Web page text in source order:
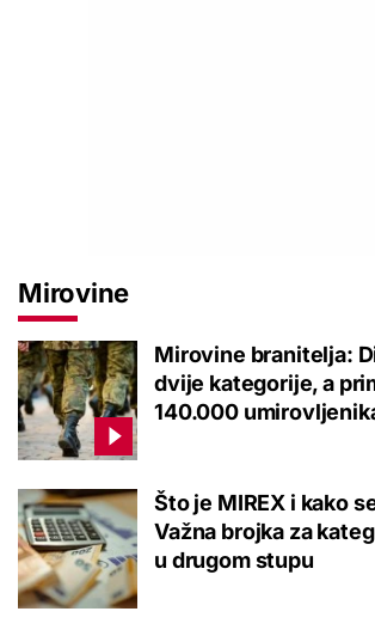
Mirovine
Mirovine branitelja:
dvije kategorije, a
140.000
Što je MIREX i kako
Važna brojka za
u drugom stupu